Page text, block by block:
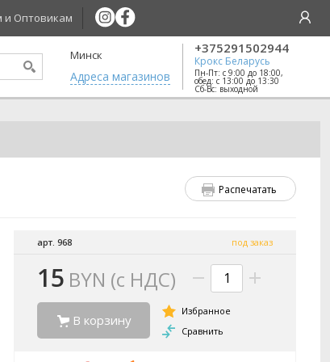
и Оптовикам
Минск
Aдреса магазинов
+375291502944
Крокс Беларусь
Пн-Пт: с 9:00 до 18:00,
обед: с 13:00 до 13:30
Сб-Вс: выходной
Распечатать
арт. 968 под заказ
15 BYN (с НДС)
В корзину